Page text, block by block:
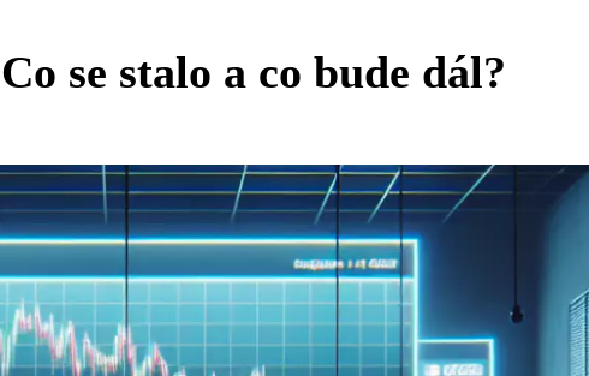
se stalo a co bude dál?